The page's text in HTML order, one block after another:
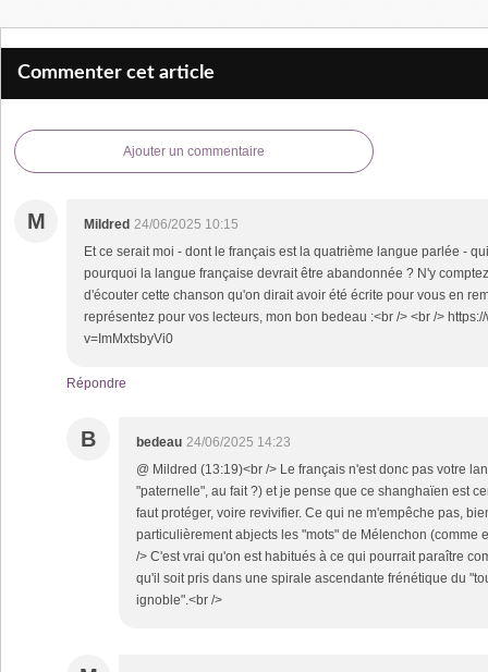
Commenter cet article
Ajouter un commentaire
M Mildred 24/06/2025 10:15
Et ce serait moi - dont le français est la quatrième langue parlée -
pourquoi la langue française devrait être abandonnée ? N'y
d'écouter cette chanson qu'on dirait avoir été écrite pour vous en
représentez pour vos lecteurs, mon bon bedeau :<br /> <br />
v=ImMxtsbyVi0
Répondre
B bedeau 24/06/2025 14:23
@ Mildred (13:19)<br /> Le français n'est donc pas votre
"paternelle", au fait ?) et je pense que ce shanghaïen est
faut protéger, voire revivifier. Ce qui ne m'empêche pas,
particulièrement abjects les "mots" de Mélenchon (comme
/> C'est vrai qu'on est habitués à ce qui pourrait paraître
qu'il soit pris dans une spirale ascendante frénétique du
ignoble".<br />